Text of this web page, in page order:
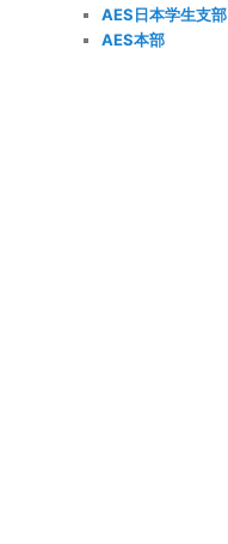
ブ
AES日本学生支部
AES本部